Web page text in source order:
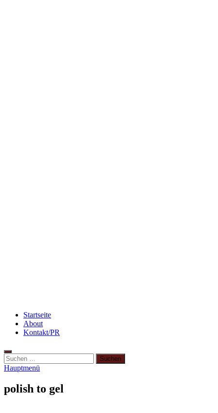
Startseite
About
Kontakt/PR
Suchen
nach:
Hauptmenü
polish to gel